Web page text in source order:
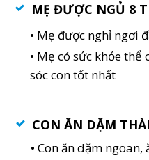
CON ĂN DẶM
• Con ăn dặm ngoan,
MẸ ĐƯỢC NGỦ 8
• Mẹ được nghỉ ngơi
• Mẹ có sức khỏe
sóc con tốt nhất